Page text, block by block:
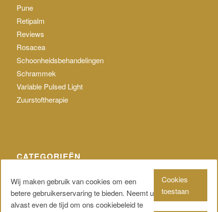
Pune
Retipalm
Reviews
Rosacea
Schoonheidsbehandelingen
Schrammek
Variable Pulsed Light
Zuurstoftherapie
CATEGORIEËN
Wij maken gebruik van cookies om een
betere gebruikerservaring te bieden. Neemt u
alvast even de tijd om ons cookiebeleid te
Cookies
toestaan